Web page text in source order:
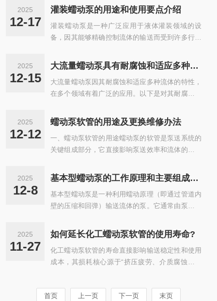
流体控制设备。二、定义与基本原理2.1定义是一
泵。它采用蠕动原理，通过压缩和释放弹性...
理更多的液体，适合那些需要较大流量输送场合的
应用。大流量蠕动泵的特点1.高流量输出：大流量
蠕动泵通常设计用于输送超过传统蠕动泵流量范围
的液体，能够提供数升每分钟甚至更高的流量。2.
在输送过程中对流体的剪切力相对较低，这使其非
仅在管道内流动，泵体与流体不直接接...
2025
12-17
灌装蠕动泵的用途和使用要点介绍
灌装蠕动泵是一种广泛应用于液体灌装领域的设
备，因其能够精确控制流体的输送而受到许多行业
夹具对柔性管道施加压力，从而推动管道内的液体
流动。这种泵具备许多优点，如无污染、易清洗、
耐腐蚀等，特别适合输送对卫生要求较高的液体。
灌装蠕动泵的用途1.食品和饮料行业：灌装蠕动泵
中，能够确保液体在灌装过程中的安全与卫生。2.
液，特别是在需要高准确度和无交叉污染的情...
2025
12-15
大流量蠕动泵具有耐腐蚀和适应多种流体的特性
大流量蠕动泵因其耐腐蚀和适应多种流体的特性，
在多个领域有着广泛的应用。以下是对其耐腐蚀和
材料选择泵头材质：大流量蠕动泵的泵头通常采用
耐腐蚀性材料，如聚偏氟乙烯（PVDF）、聚丙烯
（PP）等。PVDF具有优异的耐化学腐蚀性，能够
抵抗强酸、强碱、有机溶剂等大多数化学物质的侵
低，适合在一些对耐腐蚀要求不是极其苛刻但仍需
与流体直接接触的管道部分同样选...
2025
12-12
蠕动泵软管的用途及更换维修办法
一、蠕动泵软管的用途蠕动泵的软管是泵送系统的
关键组成部分，它直接影响泵送效率和流体的安全
动泵将液体从一个地方输送到另一个地方的通道。
它可以输送各种液体，包括清洁液体、化学品、药
品、食品、污水等。2.防止污染：软管通常与流体
直接接触，因此必须选择符合卫生标准和无污染要
防止液体与外界环境接触，保持液体的纯净性。3.
选择，如耐高温、耐腐蚀、耐磨损等，...
2025
12-8
基本型蠕动泵的工作原理和主要组成部分
基本型蠕动泵是一种利用蠕动原理（即通过管道内
壁的压缩和回弹）输送流体的泵。它通常由泵头、
成，广泛应用于需要精准、无污染、无泄漏输送的
场合，尤其适用于输送腐蚀性液体、粘稠液体或具
有颗粒的液体。一、工作原理蠕动泵的工作原理是
通过一组压轮或齿轮沿着软管外壁的滑动，将软管
被推动，形成流动的现象。由于泵管内的流体仅受
压缩作用，不会与外部环境接触，因此适合用于输
2025
11-27
如何延长化工蠕动泵软管的使用寿命?
化工蠕动泵软管的寿命直接影响输送稳定性和使用
成本，其损耗核心源于“挤压疲劳、介质腐蚀、温
下维度落地，兼顾实用性和化工场景适配性：一、
首页 上一页 下一页 末页